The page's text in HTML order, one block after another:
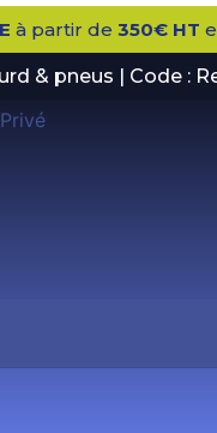
à partir de 350€ HT
& pneus | Code :